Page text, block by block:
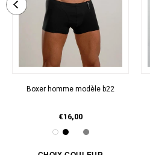
Boxer homme modèle b22
€16,00